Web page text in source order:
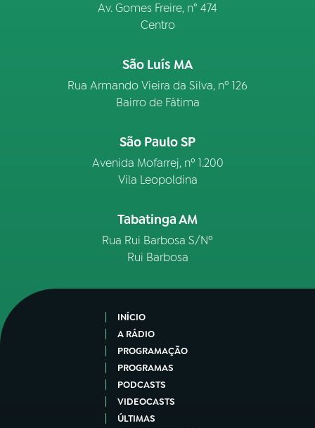
Av. Gomes Freire, n° 474
Centro
São Luís MA
Rua Armando Vieira da Silva, nº 126
Bairro de Fátima
São Paulo SP
Avenida Mofarrej, nº 1.200
Vila Leopoldina
Tabatinga AM
Rua Rui Barbosa S/Nº
Rui Barbosa
INÍCIO
A RÁDIO
PROGRAMAÇÃO
PROGRAMAS
PODCASTS
VIDEOCASTS
ÚLTIMAS